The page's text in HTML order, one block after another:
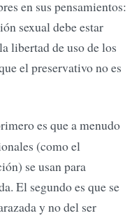
en sus pensamientos:
sexual debe estar
libertad de uso de los
el preservativo no es
es que a menudo
(como el
se usan para
El segundo es que se
y no del ser